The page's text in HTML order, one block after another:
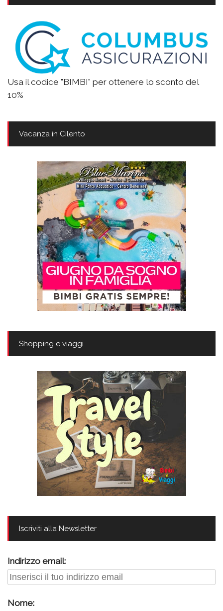
Usa il codice "BIMBI" per ottenere lo sconto del
10%
Vacanza in Cilento
Shopping e viaggi
Iscriviti alla Newsletter
Indirizzo email:
Nome: